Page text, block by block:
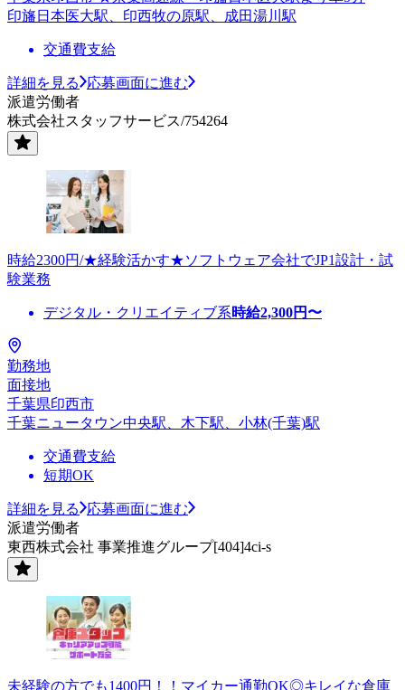
印旛日本医大駅、印西牧の原駅、成田湯川駅
交通費支給
詳細を見る
応募画面に進む
派遣労働者
株式会社スタッフサービス/754264
時給2300円/★経験活かす★ソフトウェア会社でJP1設計・試
験業務
デジタル・クリエイティブ系時給2,300円〜
勤務地
面接地
千葉県印西市
千葉ニュータウン中央駅、木下駅、小林(千葉)駅
交通費支給
短期OK
詳細を見る
応募画面に進む
派遣労働者
東西株式会社 事業推進グループ[404]4ci-s
未経験の方でも1400円！！マイカー通勤OK◎キレイな倉庫